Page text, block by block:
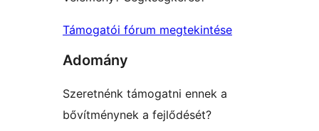
Támogatói fórum megtekintése
Adomány
Szeretnénk támogatni ennek a
bővítménynek a fejlődését?